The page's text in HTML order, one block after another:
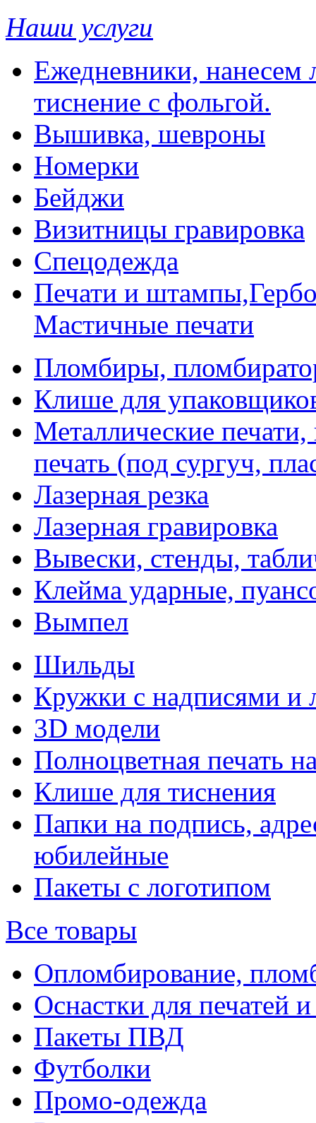
Наши услуги
Ежедневники, нанесем
тиснение с фольгой.
Вышивка, шевроны
Номерки
Бейджи
Визитницы гравировка
Спецодежда
Печати и
Мастичные печати
Пломбиры,
Клише для
Металлические
печать (под сургуч,
Лазерная резка
Лазерная гравировка
Вывески, стенды,
Клейма ударные,
Вымпел
Шильды
Кружки с надписями и
3D модели
Полноцветная печать
Клише для тиснения
Папки на подпись,
юбилейные
Пакеты с логотипом
Все товары
Опломбирование,
Оснастки для печатей
Пакеты ПВД
Футболки
Промо-одежда